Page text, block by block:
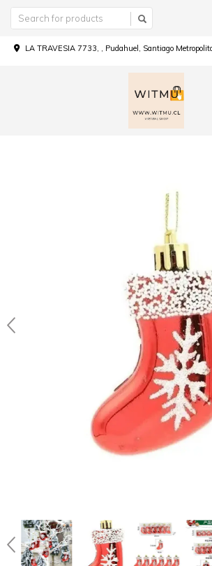
LA TRAVESIA 7733, , Pudahuel, Santiago